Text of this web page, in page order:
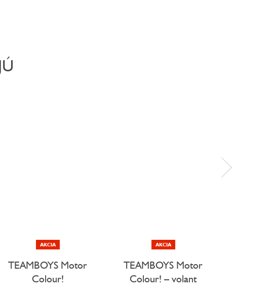
AKCIA
TEAMBOYS Motor
Colour!
AKCIA
TEAMBOYS Motor
Colour! – volant